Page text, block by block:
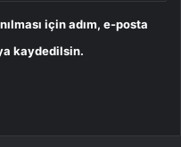
için adım, e-posta
kaydedilsin.